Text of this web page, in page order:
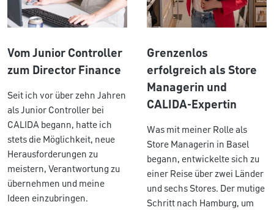
Vom Junior Controller
zum Director Finance
Seit ich vor über zehn Jahren
als Junior Controller bei
CALIDA begann, hatte ich
stets die Möglichkeit, neue
Herausforderungen zu
meistern, Verantwortung zu
übernehmen und meine
Ideen einzubringen.
Grenzenlos
erfolgreich als Store
Managerin und
CALIDA-Expertin
Was mit meiner Rolle als
Store Managerin in Basel
begann, entwickelte sich zu
einer Reise über zwei Länder
und sechs Stores. Der mutige
Schritt nach Hamburg, um